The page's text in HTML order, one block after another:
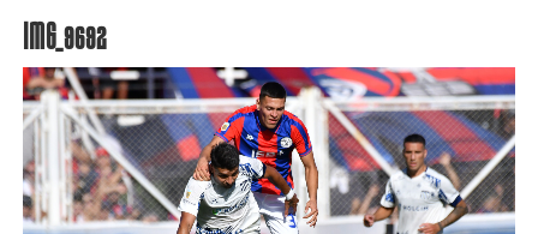
IMG_9692